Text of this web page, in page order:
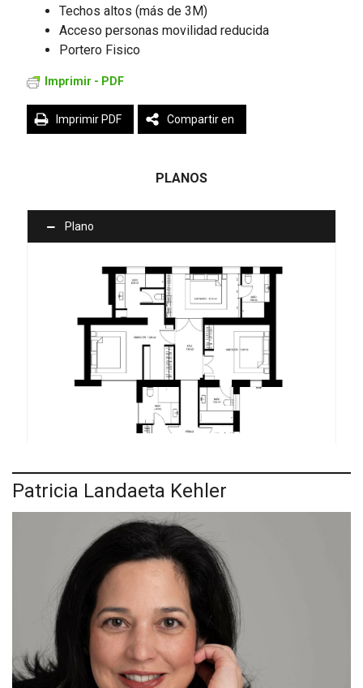
Techos altos (más de 3M)
Acceso personas movilidad reducida
Portero Fisico
Imprimir - PDF
Imprimir PDF Compartir en
PLANOS
Plano
Patricia Landaeta Kehler